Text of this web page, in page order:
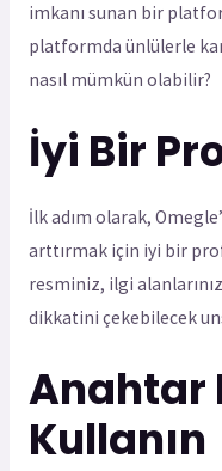
imkanı sunan bir
platformda ünlülerle
nasıl mümkün olabilir?
İyi Bir
İlk adım olarak,
arttırmak için iyi bir
resminiz, ilgi
dikkatini çekebilecek
Anahtar
Kullanın